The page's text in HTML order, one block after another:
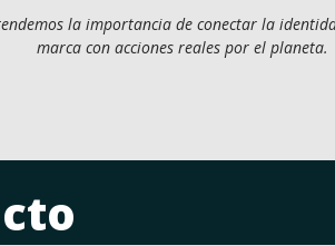
la importancia de conectar la
marca con acciones reales por el planeta.